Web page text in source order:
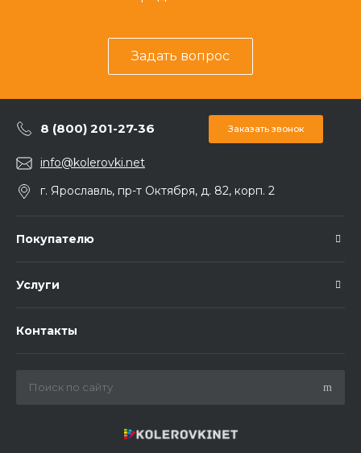
Задать вопрос
8 (800) 201-27-36 Заказать звонок
info@kolerovki.net
г. Ярославль, пр-т Октября, д. 82, корп. 2
Покупателю
Услуги
Контакты